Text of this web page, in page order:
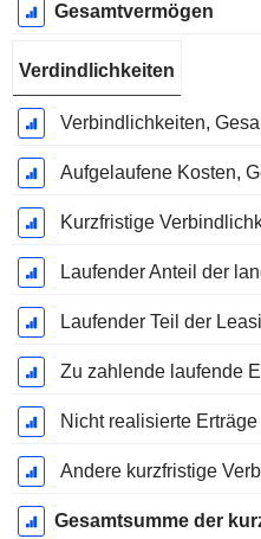
Gesamtvermögen
Verdindlichkeiten
Verbindlichkeiten,
Aufgelaufene Kosten,
Kurzfristige
Laufender Anteil der
Laufender Teil der
Zu zahlende laufende
Nicht realisierte
Andere kurzfristige